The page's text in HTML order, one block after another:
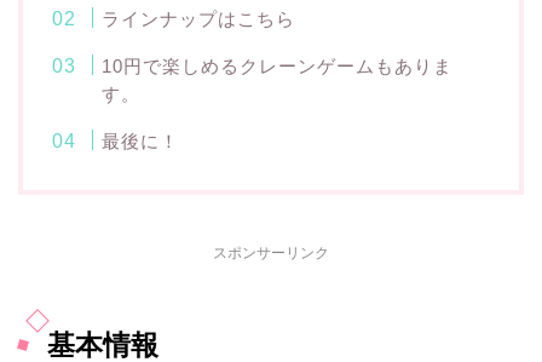
ラインナップはこちら
10円で楽しめるクレーンゲームもありま
す。
最後に！
スポンサーリンク
基本情報